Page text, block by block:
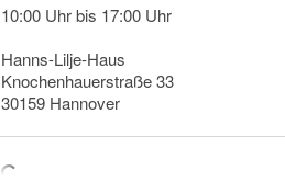
10:00 Uhr bis 17:00 Uhr
Hanns-Lilje-Haus
Knochenhauerstraße 33
30159 Hannover